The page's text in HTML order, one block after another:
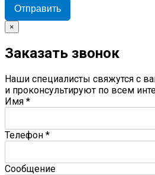
Отправить
×
Заказать звонок
Наши специалисты свяжутся с
и проконсультируют по всем
Имя *
Телефон *
Сообщение